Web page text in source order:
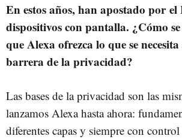
En estos años, han apostado por
dispositivos con pantalla. ¿Cómo
que Alexa ofrezca lo que se
barrera de la privacidad?
Las bases de la privacidad son las
lanzamos Alexa hasta ahora:
diferentes capas y siempre con